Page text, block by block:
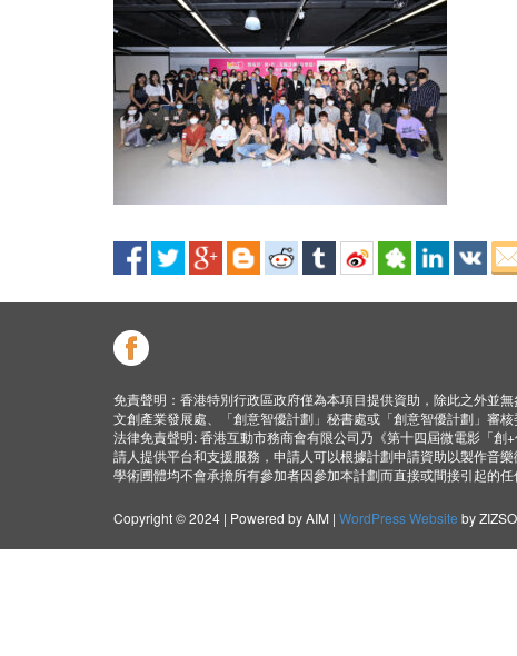
免責聲明：香港特別行政區政府僅為本項目提供資助，除此之外並
文創產業發展處、「創意智優計劃」秘書處或「創意智優計劃」審核
法律免責聲明: 香港互動市務商會有限公司乃《第十四屆微電影「
請人提供平台和支援服務，申請人可以根據計劃申請資助以製作音
學術圑體均不會承擔所有參加者因參加本計劃而直接或間接引起的任
Copyright © 2024 | Powered by AIM | WordPress Website by